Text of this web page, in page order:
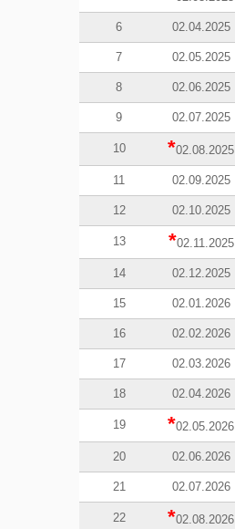
6 02.04.2025
7 02.05.2025
8 02.06.2025
9 02.07.2025
10 *02.08.2025
11 02.09.2025
12 02.10.2025
13 *02.11.2025
14 02.12.2025
15 02.01.2026
16 02.02.2026
17 02.03.2026
18 02.04.2026
19 *02.05.2026
20 02.06.2026
21 02.07.2026
22 *02.08.2026